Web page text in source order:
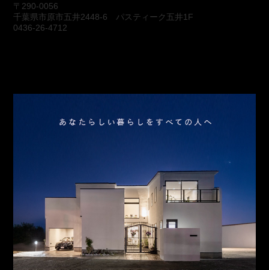
〒290-0056
千葉県市原市五井2448-6 パスティーク五井1F
0436-26-4712